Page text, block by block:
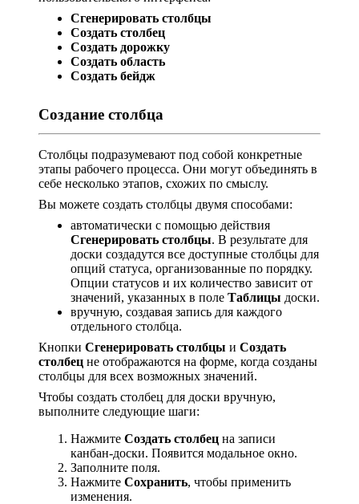
Сгенерировать столбцы
Создать столбец
Создать дорожку
Создать область
Создать бейдж
Создание столбца
Столбцы подразумевают под собой конкретные
этапы рабочего процесса. Они могут объединять в
себе несколько этапов, схожих по смыслу.
Вы можете создать столбцы двумя способами:
автоматически с помощью действия
Сгенерировать столбцы. В результате для
доски создадутся все доступные столбцы для
опций статуса, организованные по порядку.
Опции статусов и их количество зависит от
значений, указанных в поле Таблицы доски.
вручную, создавая запись для каждого
отдельного столбца.
Кнопки Сгенерировать столбцы и Создать
столбец не отображаются на форме, когда созданы
столбцы для всех возможных значений.
Чтобы создать столбец для доски вручную,
выполните следующие шаги:
Нажмите Создать столбец на записи
канбан-доски. Появится модальное окно.
Заполните поля.
Нажмите Сохранить, чтобы применить
изменения.